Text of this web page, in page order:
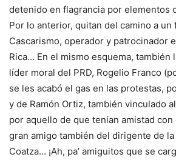
detenido en flagrancia por elementos
Por lo anterior, quitan del camino a
Cascarismo, operador y patrocinador
Rica… En el mismo esquema, también
líder moral del PRD, Rogelio Franco
se les acabó el gas en las protestas,
y de Ramón Ortiz, también vinculado
por aquello de que tenían amistad con
gran amigo también del dirigente de
Coatza… ¡Ah, pa’ amiguitos que se